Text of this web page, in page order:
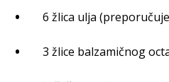
6 žlica ulja
3 žlice balzamičnog